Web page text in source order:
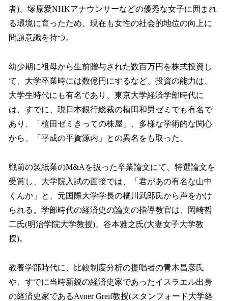
者)、塚原愛NHKアナウンサーなどの優秀な女子に囲まれ
る環境に育ったため、現在も女性の社会的地位の向上に
問題意識を持つ。
幼少期に祖母から生前贈与された数百万円を株式投資し
て、大学卒業時には数億円にするなど、投資の能力は、
大学生時代にも有名であり、東京大学経済学部時代に
は、すでに、現日本銀行総裁の植田和男ゼミでも有名で
あり、「植田ゼミきっての株屋」、多様な学術的な関心
から、「平成の平賀源内」との異名をも取った。
戦前の製紙業のM&Aを扱った卒業論文にて、特選論文を
受賞し、大学院入試の面接では、「君があの有名な山中
くんか」と、元国際大学学長の橘川武郎氏から声をかけ
られる。学部時代の経済史の論文の指導教官は、岡崎哲
二氏(明治学院大学教授)、谷本雅之氏(大妻女子大学教
授)。
教養学部時代に、比較制度分析の提唱者の青木昌彦氏
や、すでに当時新鋭の経済史家であったイスラエル出身
の経済史家であるAvner Greif教授(スタンフォード大学経